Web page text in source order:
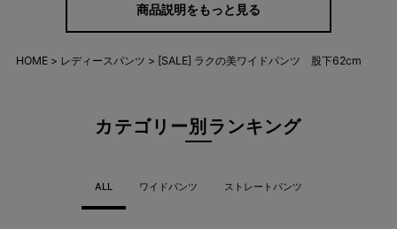
商品説明をもっと見る
HOME レディースパンツ [SALE] ラクの美ワイドパンツ 股下62cm
カテゴリー別ランキング
ALL ワイドパンツ ストレートパンツ